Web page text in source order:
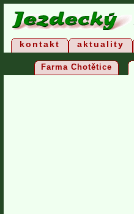
kontakt aktuality
Farma Chotětice